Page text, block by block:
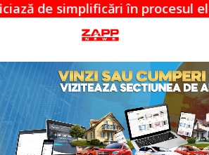
în procesul electoral